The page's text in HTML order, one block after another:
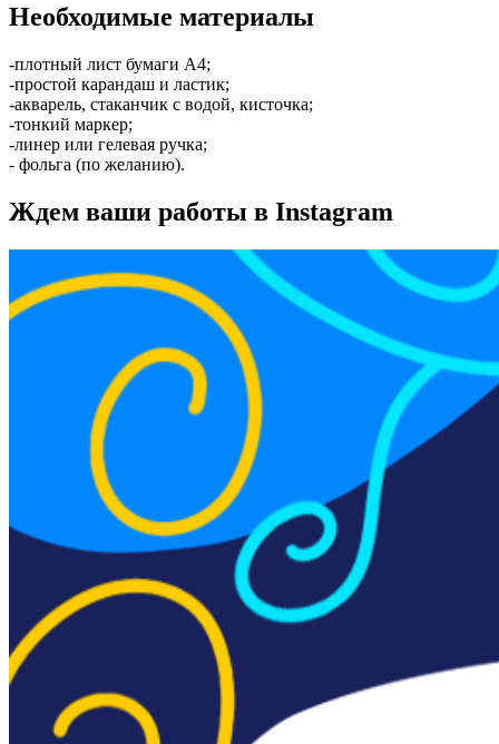
Необходимые материалы
-плотный лист бумаги А4;
-простой карандаш и ластик;
-акварель, стаканчик с водой, кисточка;
-тонкий маркер;
-линер или гелевая ручка;
- фольга (по желанию).
Ждем ваши работы в Instagram